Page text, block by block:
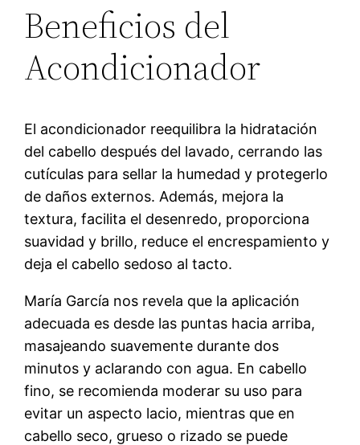
Beneficios del
Acondicionador
El acondicionador reequilibra la hidratación
del cabello después del lavado, cerrando las
cutículas para sellar la humedad y protegerlo
de daños externos. Además, mejora la
textura, facilita el desenredo, proporciona
suavidad y brillo, reduce el encrespamiento y
deja el cabello sedoso al tacto.
María García nos revela que la aplicación
adecuada es desde las puntas hacia arriba,
masajeando suavemente durante dos
minutos y aclarando con agua. En cabello
fino, se recomienda moderar su uso para
evitar un aspecto lacio, mientras que en
cabello seco, grueso o rizado se puede